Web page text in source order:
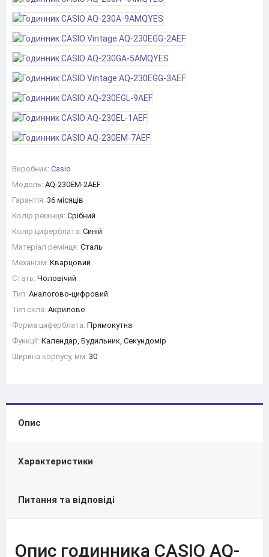
Виробник: Casio
Модель: AQ-230EM-2AEF
Гарантія: 36 місяців
Колір ремінця: Срібний
Колір циферблата: Синій
Матеріал ремінця: Сталь
Механізм: Кварцовий
Стать: Чоловічий
Тип: Аналогово-цифровий
Тип скла: Акрилове
Форма циферблата: Прямокутна
Функції: Календар, Будильник, Секундомір
Ширина корпусу, мм: 30
Опис
Характеристики
Питання та відповіді
Опис годинника CASIO AQ-